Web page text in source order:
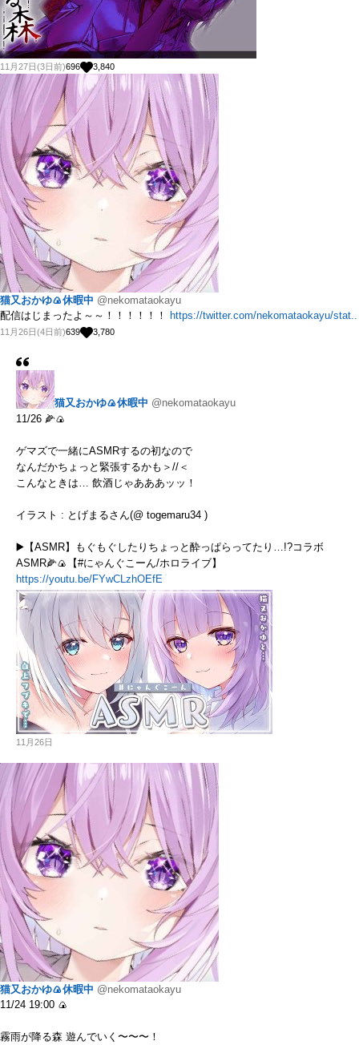
11月27日(3日前)696 3,840
猫又おかゆ🍙休暇中 @nekomataokayu
配信はじまったよ～～！！！！！！ https://twitter.com/nekomataokayu/stat..
11月26日(4日前)639 3,780
猫又おかゆ🍙休暇中 @nekomataokayu
11/26 🌽🍙
ゲマズで一緒にASMRするの初なので
なんだかちょっと緊張するかも＞//＜
こんなときは… 飲酒じゃあああッッ！
イラスト : とげまるさん(@ togemaru34 )
▶️【ASMR】もぐもぐしたりちょっと酔っぱらってたり…!?コラボ
ASMR🌽🍙【#にゃんぐこーん/ホロライブ】
https://youtu.be/FYwCLzhOEfE
11月26日
猫又おかゆ🍙休暇中 @nekomataokayu
11/24 19:00 🍙
霧雨が降る森 遊んでいく〜〜〜！